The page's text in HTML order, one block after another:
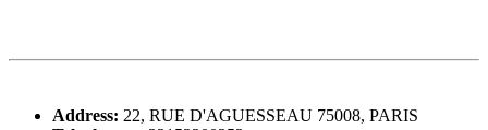
Address: 22, RUE D'AGUESSEAU 75008, PARIS